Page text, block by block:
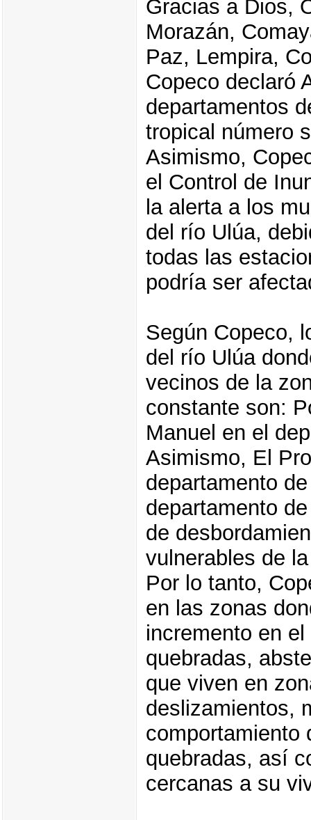
Gracias a Dios,
Morazán,
Paz, Lempira,
Copeco declaró
departamentos
tropical número
Asimismo,
el Control de
la alerta a los
del río Ulúa,
todas las
podría ser
Según Copeco,
del río Ulúa
vecinos de la
constante son:
Manuel en el
Asimismo, El
departamento
departamento
de
vulnerables de
Por lo tanto,
en las zonas
incremento en
quebradas,
que viven en
deslizamientos,
comportamiento
quebradas, así
cercanas a su